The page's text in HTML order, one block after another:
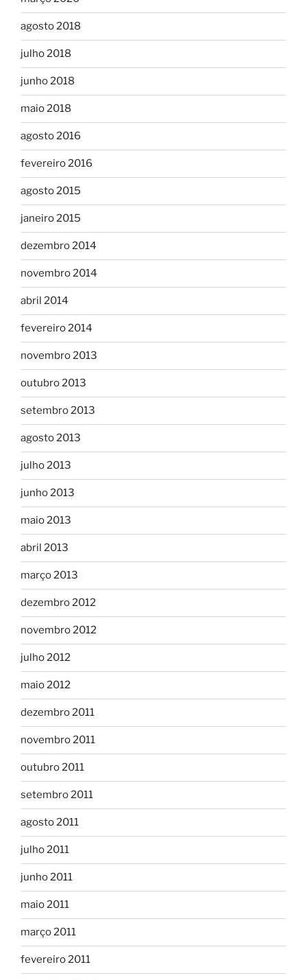
agosto 2018
julho 2018
junho 2018
maio 2018
agosto 2016
fevereiro 2016
agosto 2015
janeiro 2015
dezembro 2014
novembro 2014
abril 2014
fevereiro 2014
novembro 2013
outubro 2013
setembro 2013
agosto 2013
julho 2013
junho 2013
maio 2013
abril 2013
março 2013
dezembro 2012
novembro 2012
julho 2012
maio 2012
dezembro 2011
novembro 2011
outubro 2011
setembro 2011
agosto 2011
julho 2011
junho 2011
maio 2011
março 2011
fevereiro 2011